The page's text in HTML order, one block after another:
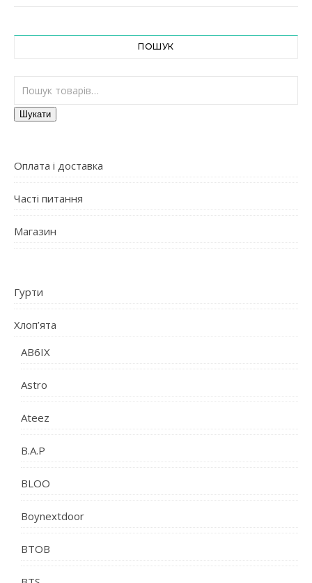
ПОШУК
Шукати:
Шукати
Оплата і доставка
Часті питання
Магазин
Гурти
Хлоп’ята
AB6IX
Astro
Ateez
B.A.P
BLOO
Boynextdoor
BTOB